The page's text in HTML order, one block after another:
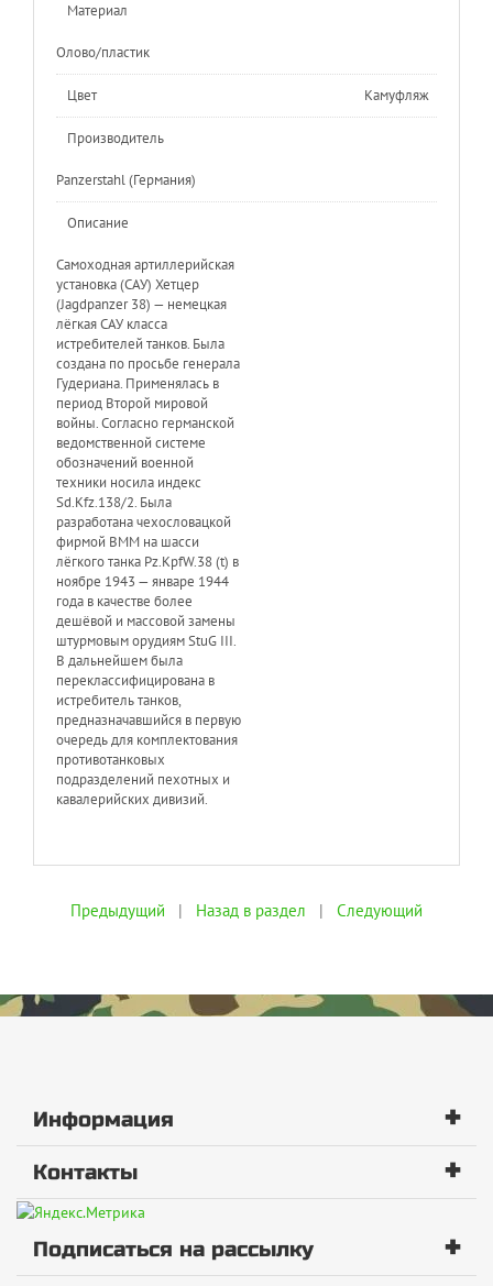
Материал
Олово/пластик
Цвет Камуфляж
Производитель
Рanzerstahl (Германия)
Описание
Самоходная артиллерийская
установка (САУ) Хетцер
(Jagdpanzer 38) — немецкая
лёгкая САУ класса
истребителей танков. Была
создана по просьбе генерала
Гудериана. Применялась в
период Второй мировой
войны. Согласно германской
ведомственной системе
обозначений военной
техники носила индекс
Sd.Kfz.138/2. Была
разработана чехословацкой
фирмой BMM на шасси
лёгкого танка Pz.KpfW.38 (t) в
ноябре 1943 — январе 1944
года в качестве более
дешёвой и массовой замены
штурмовым орудиям StuG III.
В дальнейшем была
переклассифицирована в
истребитель танков,
предназначавшийся в первую
очередь для комплектования
противотанковых
подразделений пехотных и
кавалерийских дивизий.
Предыдущий | Назад в раздел | Следующий
Информация +
Контакты +
Подписаться на рассылку +